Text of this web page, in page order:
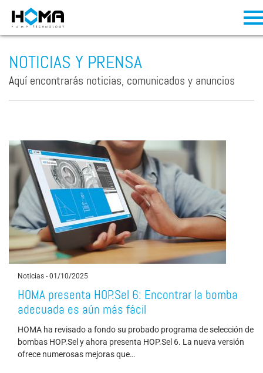
NOTICIAS Y PRENSA
Aquí encontrarás noticias, comunicados y anuncios
Noticias - 01/10/2025
HOMA presenta HOP.Sel 6: Encontrar la bomba
adecuada es aún más fácil
HOMA ha revisado a fondo su probado programa de selección de
bombas HOP.Sel y ahora presenta HOP.Sel 6. La nueva versión
ofrece numerosas mejoras que…